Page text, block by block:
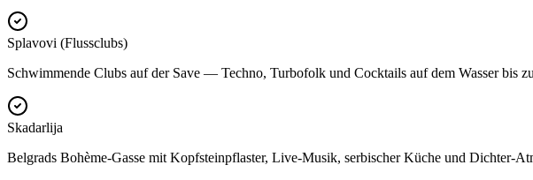
Splavovi (Flussclubs)
Schwimmende Clubs auf der Save — Techno, Turbofolk und Cocktails auf dem Wasser bis
Skadarlija
Belgrads Bohème-Gasse mit Kopfsteinpflaster, Live-Musik, serbischer Küche und Dichter-